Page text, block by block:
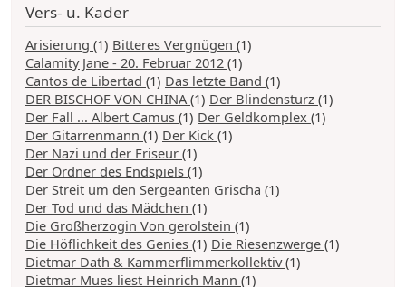
Vers- u. Kader
Arisierung (1) Bitteres Vergnügen (1)
Calamity Jane - 20. Februar 2012 (1)
Cantos de Libertad (1) Das letzte Band (1)
DER BISCHOF VON CHINA (1) Der Blindensturz (1)
Der Fall ... Albert Camus (1) Der Geldkomplex (1)
Der Gitarrenmann (1) Der Kick (1)
Der Nazi und der Friseur (1)
Der Ordner des Endspiels (1)
Der Streit um den Sergeanten Grischa (1)
Der Tod und das Mädchen (1)
Die Großherzogin Von gerolstein (1)
Die Höflichkeit des Genies (1) Die Riesenzwerge (1)
Dietmar Dath & Kammerflimmerkollektiv(1)
Dietmar Mues liest Heinrich Mann (1)